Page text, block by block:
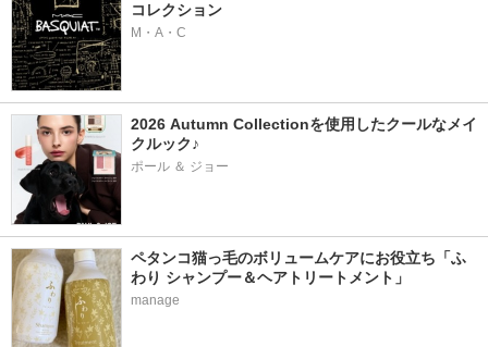
コレクション
M・A・C
2026 Autumn Collectionを使用したクールなメイ
クルック♪
ポール ＆ ジョー
ペタンコ猫っ毛のボリュームケアにお役立ち「ふ
わり シャンプー＆ヘアトリートメント」
manage